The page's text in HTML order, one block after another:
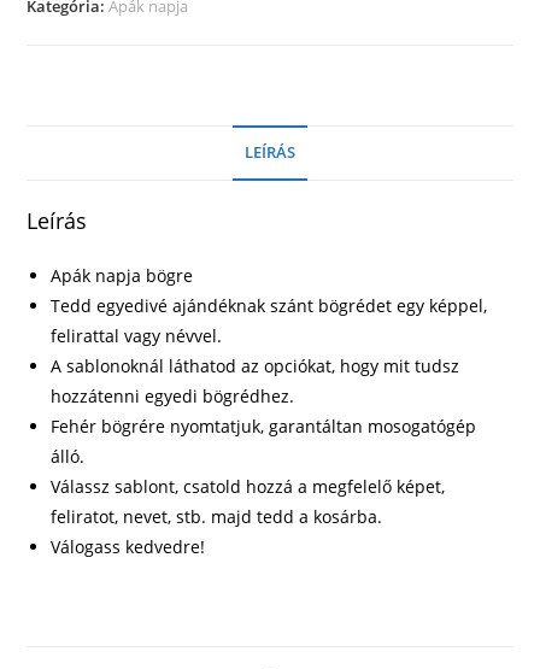
Kategória:Apák napja
LEÍRÁS
Leírás
Apák napja bögre
Tedd egyedivé ajándéknak szánt bögrédet egy képpel,
felirattal vagy névvel.
A sablonoknál láthatod az opciókat, hogy mit tudsz
hozzátenni egyedi bögrédhez.
Fehér bögrére nyomtatjuk, garantáltan mosogatógép
álló.
Válassz sablont, csatold hozzá a megfelelő képet,
feliratot, nevet, stb. majd tedd a kosárba.
Válogass kedvedre!